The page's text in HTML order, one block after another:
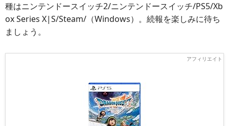
種はニンテンドースイッチ2/ニンテンドースイッチ/PS5/Xb
ox Series X|S/Steam/（Windows）。続報を楽しみに待ち
ましょう。